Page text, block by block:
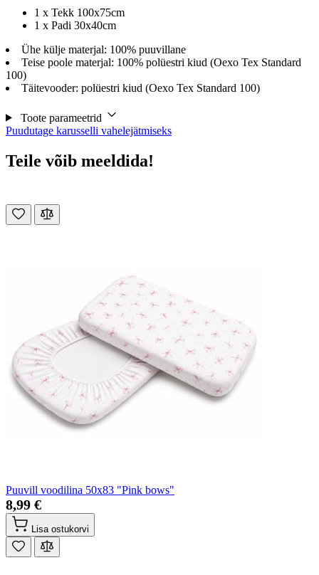
1 x Tekk 100x75cm
1 x Padi 30x40cm
Ühe külje materjal: 100% puuvillane
Teise poole materjal: 100% polüestri kiud (Oexo Tex Standard
100)
Täitevooder: polüestri kiud (Oexo Tex Standard 100)
Toote parameetrid
Puudutage karusselli vahelejätmiseks
Teile võib meeldida!
Puuvill voodilina 50x83 "Pink bows"
8,99 €
Lisa ostukorvi